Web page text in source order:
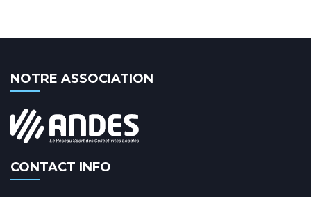
NOTRE ASSOCIATION
CONTACT INFO